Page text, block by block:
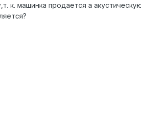
к. машинка продается а